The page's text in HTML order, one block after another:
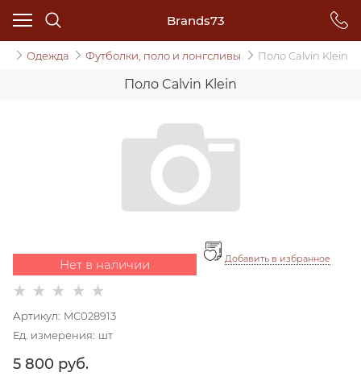
Brands73
Одежда Футболки, поло и лонгсливы Поло Calvin Klein
Поло Calvin Klein
Нет в наличии Добавить в избранное
Артикул: MC028913
Ед. измерения: шт
5 800 руб.